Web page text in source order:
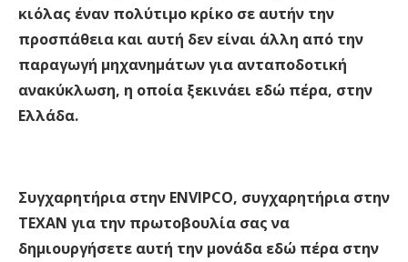
κιόλας έναν πολύτιμο κρίκο σε αυτήν την
προσπάθεια και αυτή δεν είναι άλλη από την
παραγωγή μηχανημάτων για ανταποδοτική
ανακύκλωση, η οποία ξεκινάει εδώ πέρα, στην
Ελλάδα.
Συγχαρητήρια στην ΕNVIPCO, συγχαρητήρια στην
ΤΕΧΑΝ για την πρωτοβουλία σας να
δημιουργήσετε αυτή την μονάδα εδώ πέρα στην